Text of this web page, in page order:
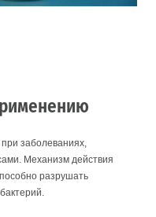
заболеваниях,
Механизм действия
разрушать